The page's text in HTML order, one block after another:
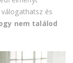
és
nem találod